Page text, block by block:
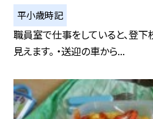
平小歳時記
職員室で仕事をしていると、登
見えます。 ・送迎の車から...